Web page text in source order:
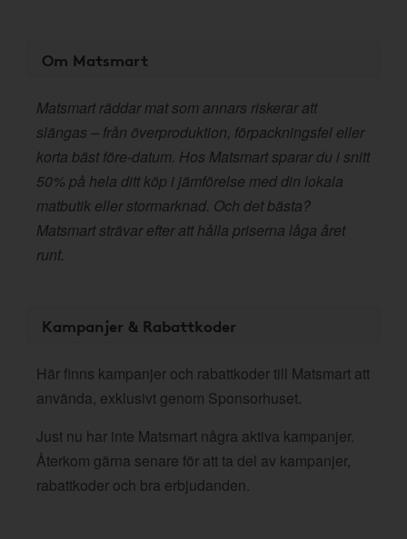
Om Matsmart
Matsmart räddar mat som annars riskerar att
slängas – från överproduktion, förpackningsfel eller
korta bäst före-datum. Hos Matsmart sparar du i snitt
50% på hela ditt köp i jämförelse med din lokala
matbutik eller stormarknad. Och det bästa?
Matsmart strävar efter att hålla priserna låga året
runt.
Kampanjer & Rabattkoder
Här finns kampanjer och rabattkoder till Matsmart att
använda, exklusivt genom Sponsorhuset.
Just nu har inte Matsmart några aktiva kampanjer.
Återkom gärna senare för att ta del av kampanjer,
rabattkoder och bra erbjudanden.